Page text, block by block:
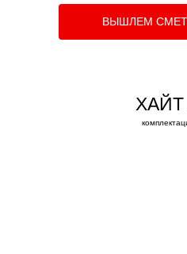
ВЫШЛЕМ
ХАЙТ